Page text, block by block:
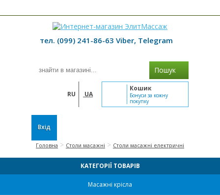
тел. (099) 241-86-63 Viber, Telegram
Пошук
RU UA
Кошик
Бонуси за кожну
покупку
Вхід
Головна > Столи масажні > Столи масажні електричні
КАТЕГОРІЇ ТОВАРІВ
Масажні крісла